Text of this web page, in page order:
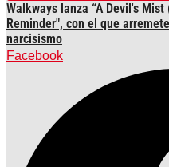
Walkways lanza “A Devil's
Reminder", con el que
narcisismo
Facebook